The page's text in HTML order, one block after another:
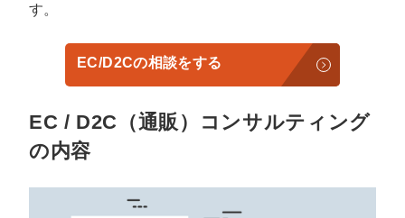
す。
EC/D2Cの相談をする
EC / D2C（通販）コンサルティング
の内容